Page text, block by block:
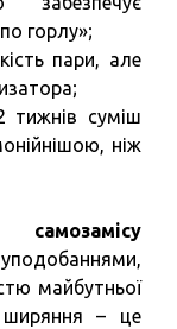
горлу»;
пари, але
тижнів суміш
ніж
майбутньої
ширяння – це